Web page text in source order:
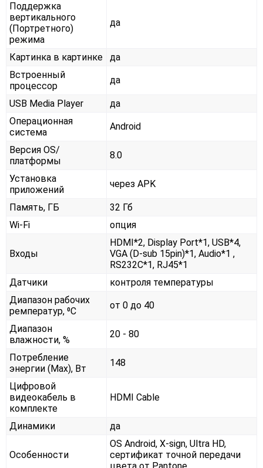
Поддержка
вертикального
(Портретного)
режима
да
Картинка в картинке
да
Встроенный
процессор
да
USB Media Player
да
Операционная
система
Android
Версия OS/
платформы
8.0
Установка
приложений
через APK
Память, ГБ
32 Гб
Wi-Fi
опция
Входы
HDMI*2, Display Port*1, USB*4,
VGA (D-sub 15pin)*1, Audio*1 ,
RS232С*1, RJ45*1
Датчики
контроля температуры
Диапазон рабочих
ремператур, ⁰С
от 0 до 40
Диапазон
влажности, %
20 - 80
Потребление
энергии (Max), Вт
148
Цифровой
видеокабель в
комплекте
HDMI Cable
Динамики да
Особенности
OS Android, X-sign, Ultra HD,
сертификат точной передачи